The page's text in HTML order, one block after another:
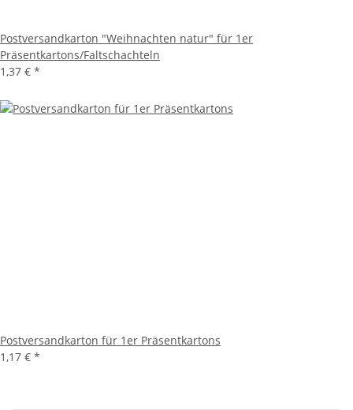
Postversandkarton "Weihnachten natur" für 1er
Präsentkartons/Faltschachteln
1,37 € *
Postversandkarton für 1er Präsentkartons
1,17 € *